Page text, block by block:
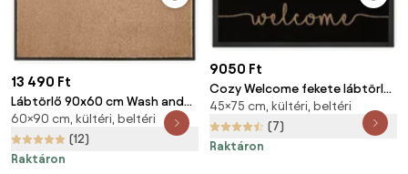
13 490 Ft
Lábtörlő 90x60 cm Wash and
Clean - Hanse Home
60×90 cm, kültéri, beltéri
(12)
Raktáron
9050 Ft
Cozy Welcome fekete lábtörlő,
45 x 75 cm - Hanse Home
45×75 cm, kültéri, beltéri
(7)
Raktáron